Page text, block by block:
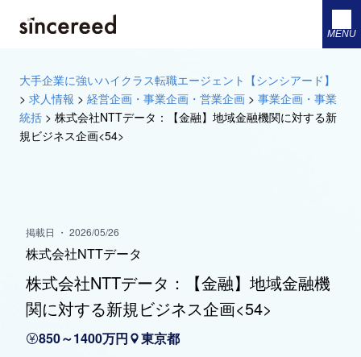
MENU
大手企業に強いハイクラス転職エージェント【シンシアード】
> 求人情報 > 経営企画・事業企画・営業企画 > 事業企画・事業
統括 > 株式会社NTTデータ：【金融】地域金融機関に対する新
規ビジネス企画<54>
掲載日 ・ 2026/05/26
株式会社NTTデータ
株式会社NTTデータ：【金融】地域金融機
関に対する新規ビジネス企画<54>
850～1400万円 東京都